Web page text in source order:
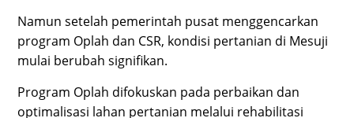
Namun setelah pemerintah pusat menggencarkan
program Oplah dan CSR, kondisi pertanian di Mesuji
mulai berubah signifikan.
Program Oplah difokuskan pada perbaikan dan
optimalisasi lahan pertanian melalui rehabilitasi